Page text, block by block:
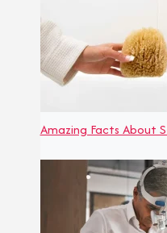
Amazing Facts About